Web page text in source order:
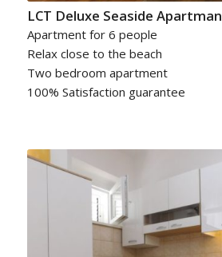
LCT Deluxe Seaside Apartman
Apartment for 6 people
Relax close to the beach
Two bedroom apartment
100% Satisfaction guarantee